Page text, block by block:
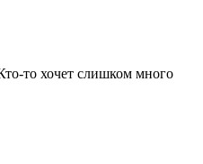
то хочет слишком много